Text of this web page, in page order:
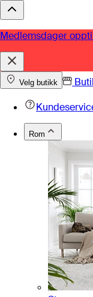
Medlemsdager
Velg butikk
Rom